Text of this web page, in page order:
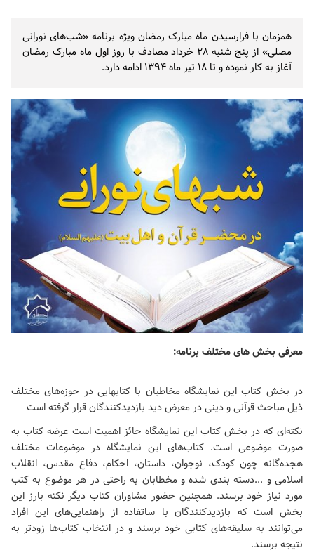
گزارش تصویری| مراسم بزرگداشت آقای شهید ایران
همزمان با فرارسیدن ماه مبارک رمضان ویژه برنامه «شب‌های نورانی
مصلی» از پنج شنبه ۲۸ خرداد مصادف با روز اول ماه مبارک رمضان
آغاز به کار نموده و تا ۱۸ تیر ماه ۱۳۹۴ ادامه دارد.
معرفی بخش های مختلف برنامه:
در بخش کتاب این نمایشگاه مخاطبان با کتابهایی در حوزه‌های مختلف
ذیل مباحث قرآنی و دینی در معرض دید بازدیدکنندگان قرار گرفته است
نکته‌ای که در بخش کتاب این نمایشگاه حائز اهمیت است عرضه کتاب به
صورت موضوعی است. کتاب‌های این نمایشگاه در موضوعات مختلف
هجده‌گانه چون کودک، نوجوان، داستان، احکام، دفاع مقدس، انقلاب
اسلامی و ...دسته بندی شده و مخطابان به راحتی در هر موضوع به کتب
مورد نیاز خود برسند. همچنین حضور مشاوران کتاب دیگر نکته بارز این
بخش است که بازدیدکنندگان با ساتفاده از راهنمایی‌های این افراد
می‌توانند به سلیقه‌های کتابی خود برسند و در انتخاب کتاب‌ها زودتر به
نتیجه برسند.